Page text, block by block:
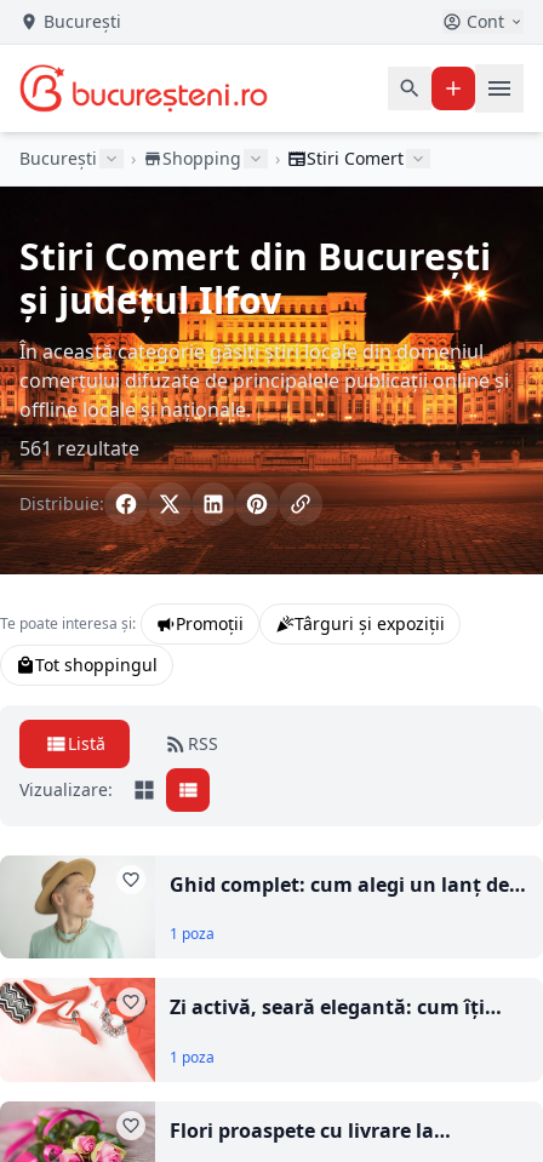
București Cont
București › Shopping › Stiri Comert
Stiri Comert din București
și județul Ilfov
În această categorie găsiți știri locale din domeniul
comerțului difuzate de principalele publicații online și
offline locale și naționale.
561 rezultate
Distribuie:
Te poate interesa și: Promoții
Târguri și expoziții
Tot shoppingul
Listă
RSS
Vizualizare:
Ghid complet: cum alegi un lanț de
și puritate
1 poza
Zi activă, seară elegantă: cum îți
planuri
1 poza
Flori proaspete cu livrare la